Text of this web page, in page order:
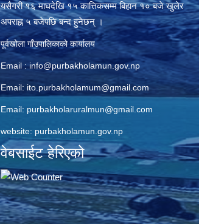
यसैगरी १६ माघदेखि १५ कात्तिकसम्म बिहान १० बजे खुलेर
अपराह्न ५ बजेपछि बन्द हुनेछन् ।
पूर्वखोला गाँउपालिकाको कार्यालय
Email :info@purbakholamun.gov.np
Email: ito.purbakholamum@gmail.com
Email: purbakholaruralmun@gmail.com
website: purbakholamun.gov.np
वेबसाईट हेरिएको